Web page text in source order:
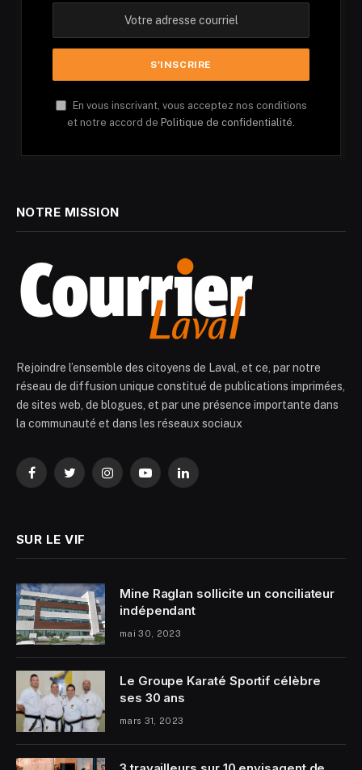
En vous inscrivant, vous acceptez nos conditions
et notre accord de Politique de confidentialité.
NOTRE MISSION
Rejoindre l’ensemble des citoyens de Laval, et ce, par notre
réseau de diffusion unique constitué de publications imprimées,
de sites web, de blogues, et par une présence importante dans
la communauté et dans les réseaux sociaux
FacebookTwitterInstagramYouTubeLinkedIn
SUR LE VIF
Mine Raglan sollicite un conciliateur
indépendant
mai 30, 2023
Le Groupe Karaté Sportif célèbre
ses 30 ans
mars 31, 2023